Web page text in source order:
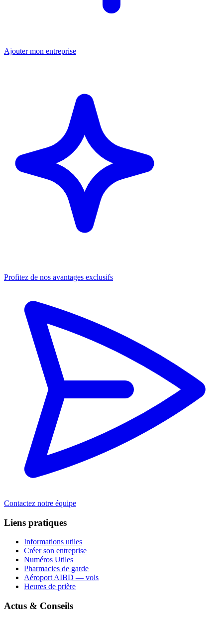
Ajouter mon entreprise
Profitez de nos avantages exclusifs
Contactez notre équipe
Liens pratiques
Informations utiles
Créer son entreprise
Numéros Utiles
Pharmacies de garde
Aéroport AIBD — vols
Heures de prière
Actus & Conseils